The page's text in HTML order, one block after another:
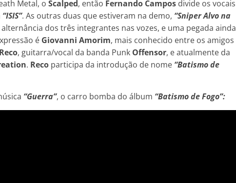
Metal, o Scalped, então Fernando Campos divide os vocais
“ISIS”. As outras duas que estiveram na demo, “Sniper Alvo na
dos três integrantes nas vozes, e uma pegada ainda
é Giovanni Amorim, mais conhecido entre os amigos
Reco, guitarra/vocal da banda Punk Offensor, e atualmente da
. Reco participa da introdução de nome “Batismo de
“Guerra”, o carro bomba do álbum “Batismo de Fogo”: